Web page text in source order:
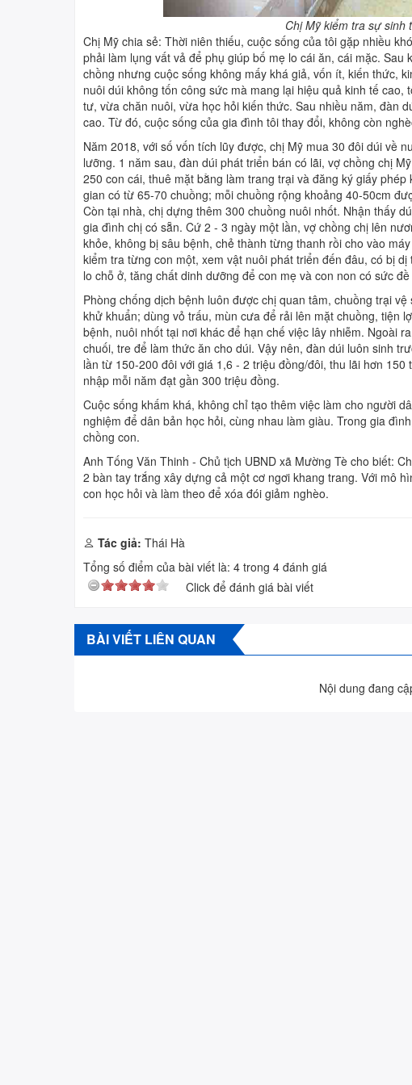
Chị Mỹ kiểm tra sự sinh
Chị Mỹ chia sẻ: Thời niên thiếu, cuộc sống của tôi gặp nhiều
phải làm lụng vất vả để phụ giúp bố mẹ lo cái ăn, cái mặc.
chồng nhưng cuộc sống không mấy khá giả, vốn ít, kiến thức,
nuôi dúi không tốn công sức mà mang lại hiệu quả kinh tế
tư, vừa chăn nuôi, vừa học hỏi kiến thức. Sau nhiều năm, đàn
cao. Từ đó, cuộc sống của gia đình tôi thay đổi, không còn
Năm 2018, với số vốn tích lũy được, chị Mỹ mua 30 đôi dúi về
lưỡng. 1 năm sau, đàn dúi phát triển bán có lãi, vợ chồng chị
250 con cái, thuê mặt bằng làm trang trại và đăng ký giấy
gian có từ 65-70 chuồng; mỗi chuồng rộng khoảng 40-50cm
Còn tại nhà, chị dựng thêm 300 chuồng nuôi nhốt. Nhận thấy
gia đình chị có sẵn. Cứ 2 - 3 ngày một lần, vợ chồng chị lên
khỏe, không bị sâu bệnh, chẻ thành từng thanh rồi cho vào
kiểm tra từng con một, xem vật nuôi phát triển đến đâu, có bị
lo chỗ ở, tăng chất dinh dưỡng để con mẹ và con non có sức
Phòng chống dịch bệnh luôn được chị quan tâm, chuồng trại
khử khuẩn; dùng vỏ trấu, mùn cưa để rải lên mặt chuồng, tiện
bệnh, nuôi nhốt tại nơi khác để hạn chế việc lây nhiễm. Ngoài
chuối, tre để làm thức ăn cho dúi. Vậy nên, đàn dúi luôn sinh
lần từ 150-200 đôi với giá 1,6 - 2 triệu đồng/đôi, thu lãi hơn
nhập mỗi năm đạt gần 300 triệu đồng.
Cuộc sống khấm khá, không chỉ tạo thêm việc làm cho người
nghiệm để dân bản học hỏi, cùng nhau làm giàu. Trong gia
chồng con.
Anh Tống Văn Thinh - Chủ tịch UBND xã Mường Tè cho biết:
2 bàn tay trắng xây dựng cả một cơ ngơi khang trang. Với mô
con học hỏi và làm theo để xóa đói giảm nghèo.
Tác giả: Thái Hà
Tổng số điểm của bài viết là: 4 trong 4 đánh giá
Click để đánh giá bài viết
BÀI VIẾT LIÊN QUAN
Nội dung đang